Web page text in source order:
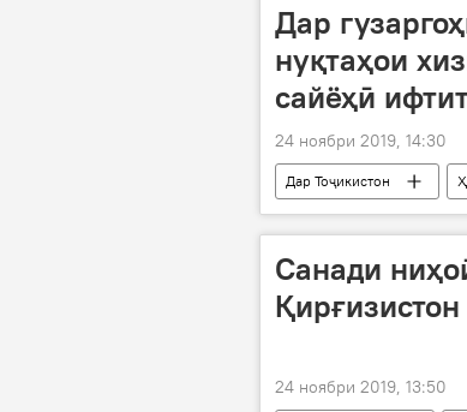
Дар
нуқтаҳои
сайёҳӣ
24 ноябри 2019, 14:30
Дар Тоҷикистон
гузаргоҳи гумрукии
Санади
24 ноябри 2019, 13:50